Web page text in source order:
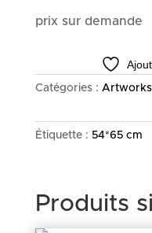
prix sur demande
Catégories : Artworks
Étiquette : 54*65 cm
Produits